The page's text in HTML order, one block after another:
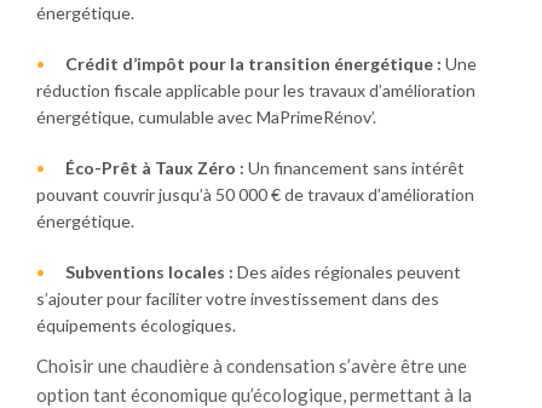
énergétique.
Crédit d’impôt pour la transition énergétique : Une
réduction fiscale applicable pour les travaux d’amélioration
énergétique, cumulable avec MaPrimeRénov’.
Éco-Prêt à Taux Zéro : Un financement sans intérêt
pouvant couvrir jusqu’à 50 000 € de travaux d’amélioration
énergétique.
Subventions locales : Des aides régionales peuvent
s’ajouter pour faciliter votre investissement dans des
équipements écologiques.
Choisir une chaudière à condensation s’avère être une
option tant économique qu’écologique, permettant à la